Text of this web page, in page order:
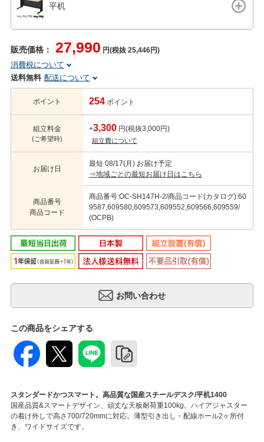
平机
販売価格： 27,990 円(税抜 25,446円)
消費税について
送料無料 配送について
ポイント 254 ポイント
組立料金
(ご希望時)
+3,300 円(税抜3,000円)
組立費について
お届け日
最短 08/17(月) お届け予定
⇒地域ごとの最短お届け日はこちら
商品番号
商品コード
商品番号:OC-SH147H-2/商品コード(カタログ):60
9587,609580,609573,609552,609566,609559/
(OCPB)
この商品をシェアする
スタンダードかつスマート。高品質な国産スチールデスク/平机1400
国産品質&スマートデザイン、頑丈な天板耐荷重100kg。ハイアジャスター
の着け外しで高さ700/720mmに対応。薄型引き出し・配線ホール2ヶ所付
き、ワイドサイズです。